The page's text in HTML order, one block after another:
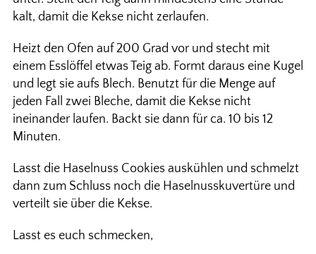
kalt, damit die Kekse nicht zerlaufen.
Heizt den Ofen auf 200 Grad vor und stecht mit
einem Esslöffel etwas Teig ab. Formt daraus eine Kugel
und legt sie aufs Blech. Benutzt für die Menge auf
jeden Fall zwei Bleche, damit die Kekse nicht
ineinander laufen. Backt sie dann für ca. 10 bis 12
Minuten.
Lasst die Haselnuss Cookies auskühlen und schmelzt
dann zum Schluss noch die Haselnusskuvertüre und
verteilt sie über die Kekse.
Lasst es euch schmecken,